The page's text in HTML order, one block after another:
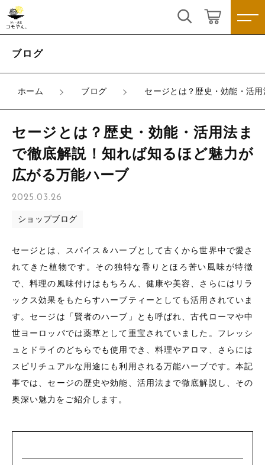
ブログ
ホーム ブログ セージとは？歴史・効能・活
セージとは？歴史・効能・活用法ま
で徹底解説！知れば知るほど魅力が
広がる万能ハーブ
2025.03.26
ショップブログ
セージとは、スパイス＆ハーブとして古くから世界中で愛さ
れてきた植物です。その独特な香りとほろ苦い風味が特徴
で、料理の風味付けはもちろん、健康や美容、さらにはリラ
ックス効果をもたらすハーブティーとしても活用されていま
す。セージは「賢者のハーブ」とも呼ばれ、古代ローマや中
世ヨーロッパでは薬草として重宝されていました。フレッシ
ュとドライのどちらでも使用でき、料理やアロマ、さらには
スピリチュアルな用途にも利用される万能ハーブです。本記
事では、セージの歴史や効能、活用法まで徹底解説し、その
奥深い魅力をご紹介します。
ログイン / 会員登録
お気に入り
すべての商品
カレー
スパイスキット
スパイス
米
雑貨
新着商品
セール
お知らせ
ブログ
スパイスキット
スパイス
雑貨
こだわり検索
価格帯
その他
並び順